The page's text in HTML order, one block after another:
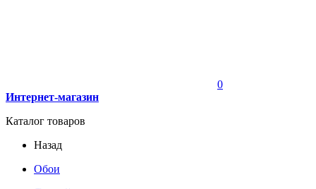
0
Интернет-магазин
Каталог товаров
Назад
Обои